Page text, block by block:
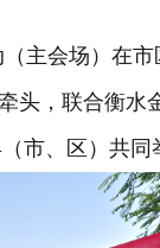
主会场）在
头，联合衡水
市、区）共同